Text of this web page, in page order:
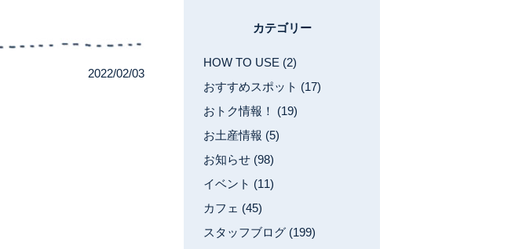
2022/02/03
カテゴリー
HOW TO USE (2)
おすすめスポット (17)
おトク情報！ (19)
お土産情報 (5)
お知らせ (98)
イベント (11)
カフェ (45)
スタッフブログ (199)